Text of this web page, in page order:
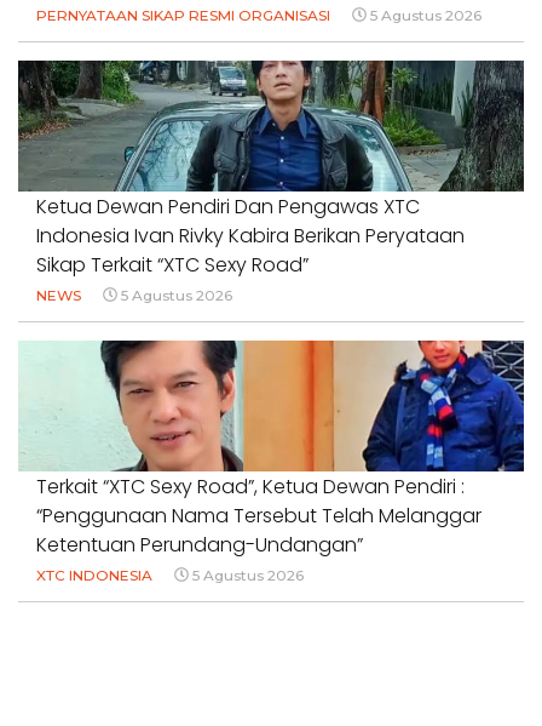
PERNYATAAN SIKAP RESMI ORGANISASI 5 Agustus 2026
Ketua Dewan Pendiri Dan Pengawas XTC
Indonesia Ivan Rivky Kabira Berikan Peryataan
Sikap Terkait “XTC Sexy Road”
NEWS 5 Agustus 2026
Terkait “XTC Sexy Road”, Ketua Dewan Pendiri :
“Penggunaan Nama Tersebut Telah Melanggar
Ketentuan Perundang-Undangan”
XTC INDONESIA 5 Agustus 2026